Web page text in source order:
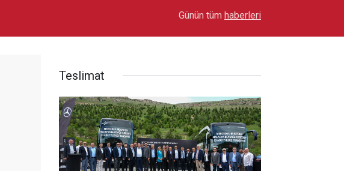
Toyota Otomotiv Sanayi Türkiye Üretime Ara
Günün tüm haberleri
Teslimat